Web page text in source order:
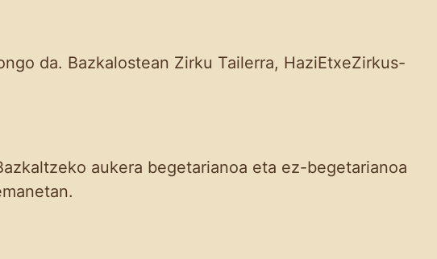
da. Bazkalostean Zirku Tailerra, HaziEtxeZirkus-
aukera begetarianoa eta ez-begetarianoa